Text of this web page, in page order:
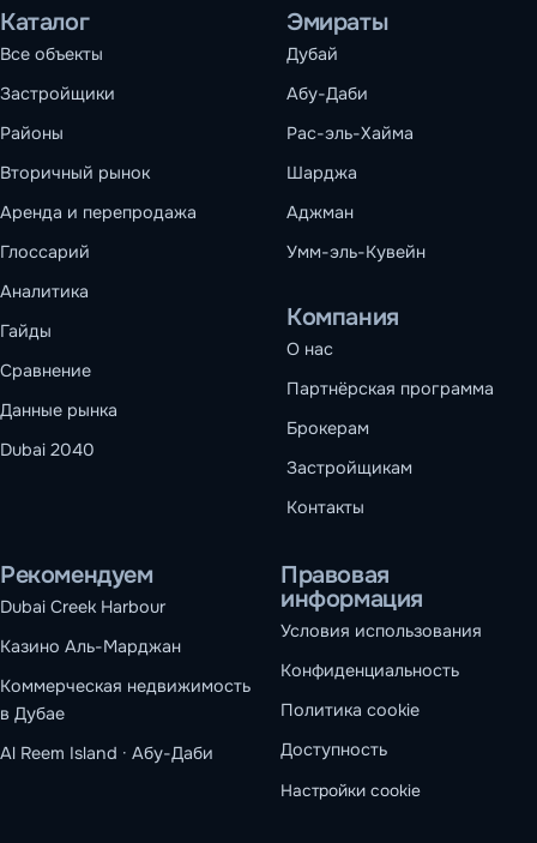
Каталог
Все объекты
Застройщики
Районы
Вторичный рынок
Аренда и перепродажа
Глоссарий
Аналитика
Гайды
Сравнение
Данные рынка
Dubai 2040
Эмираты
Дубай
Абу-Даби
Рас-эль-Хайма
Шарджа
Аджман
Умм-эль-Кувейн
Компания
О нас
Партнёрская программа
Брокерам
Застройщикам
Контакты
Рекомендуем
Dubai Creek Harbour
Казино Аль-Марджан
Коммерческая недвижимость
в Дубае
Al Reem Island · Абу-Даби
Правовая
информация
Условия использования
Конфиденциальность
Политика cookie
Доступность
Настройки cookie